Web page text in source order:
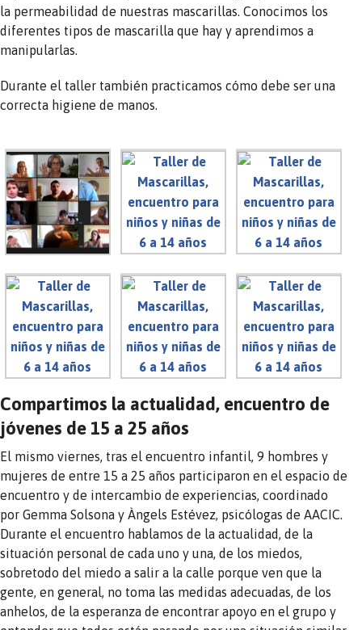
la permeabilidad de nuestras mascarillas. Conocimos los
diferentes tipos de mascarilla que hay y aprendimos a
manipularlas.
Durante el taller también practicamos cómo debe ser una
correcta higiene de manos.
Compartimos la actualidad, encuentro de
jóvenes de 15 a 25 años
El mismo viernes, tras el encuentro infantil, 9 hombres y
mujeres de entre 15 a 25 años participaron en el espacio de
encuentro y de intercambio de experiencias, coordinado
por Gemma Solsona y Àngels Estévez, psicólogas de AACIC.
Durante el encuentro hablamos de la actualidad, de la
situación personal de cada uno y una, de los miedos,
sobretodo del miedo a salir a la calle porque ven que la
gente, en general, no toma las medidas adecuadas, de los
anhelos, de la esperanza de encontrar apoyo en el grupo y